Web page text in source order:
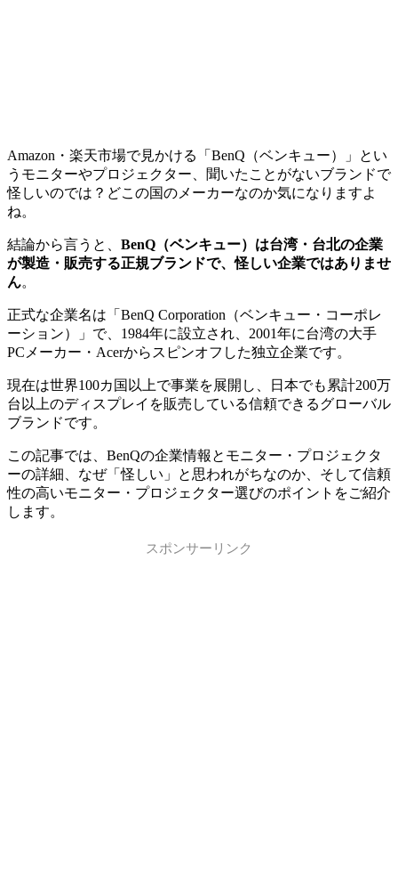
Amazon・楽天市場で見かける「BenQ（ベンキュー）」とい
うモニターやプロジェクター、聞いたことがないブランドで
怪しいのでは？どこの国のメーカーなのか気になりますよ
ね。
結論から言うと、 BenQ（ベンキュー）は台湾・台北の企業
が製造・販売する正規ブランドで、怪しい企業ではありませ
ん。
正式な企業名は「BenQ Corporation（ベンキュー・コーポレ
ーション）」で、1984年に設立され、2001年に台湾の大手
PCメーカー・Acerからスピンオフした独立企業です。
現在は世界100カ国以上で事業を展開し、日本でも累計200万
台以上のディスプレイを販売している信頼できるグローバル
ブランドです。
この記事では、BenQの企業情報とモニター・プロジェクタ
ーの詳細、なぜ「怪しい」と思われがちなのか、そして信頼
性の高いモニター・プロジェクター選びのポイントをご紹介
します。
スポンサーリンク